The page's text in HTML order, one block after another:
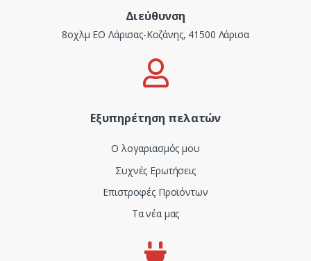
Διεύθυνση
8οχλμ ΕΟ Λάρισας-Κοζάνης, 41500 Λάρισα
Εξυπηρέτηση πελατών
Ο λογαριασμός μου
Συχνές Ερωτήσεις
Επιστροφές Προϊόντων
Τα νέα μας